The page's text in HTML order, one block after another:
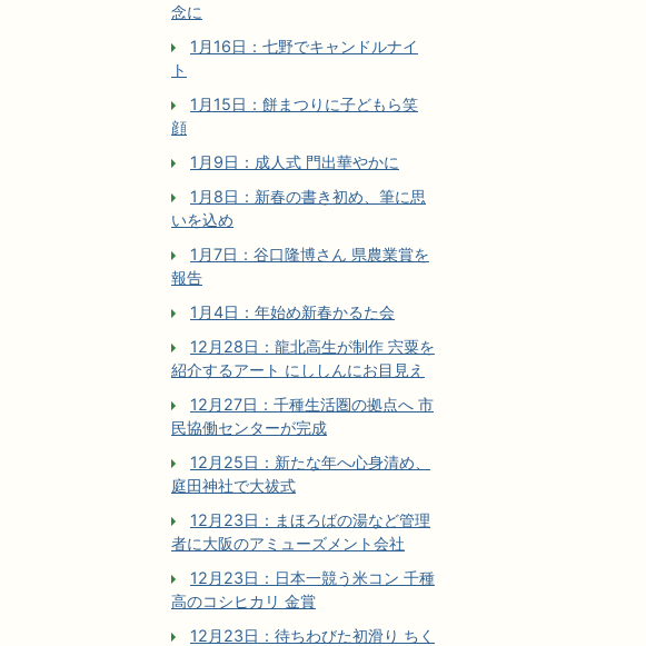
念に
1月16日：七野でキャンドルナイ
ト
1月15日：餅まつりに子どもら笑
顔
1月9日：成人式 門出華やかに
1月8日：新春の書き初め、筆に思
いを込め
1月7日：谷口隆博さん 県農業賞を
報告
1月4日：年始め新春かるた会
12月28日：龍北高生が制作 宍粟を
紹介するアート にししんにお目見え
12月27日：千種生活圏の拠点へ 市
民協働センターが完成
12月25日：新たな年へ心身清め、
庭田神社で大祓式
12月23日：まほろばの湯など管理
者に大阪のアミューズメント会社
12月23日：日本一競う米コン 千種
高のコシヒカリ 金賞
12月23日：待ちわびた初滑り ちく